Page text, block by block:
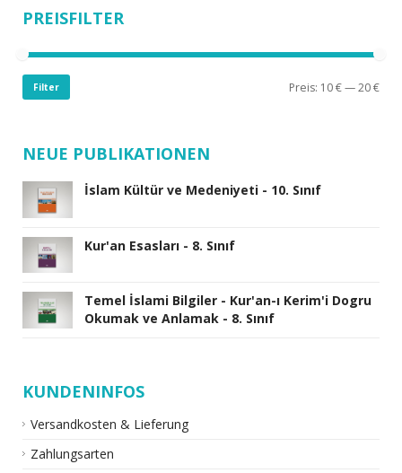
PREISFILTER
Filter Preis: 10 €—20 €
NEUE PUBLIKATIONEN
İslam Kültür ve Medeniyeti - 10. Sınıf
Kur'an Esasları - 8. Sınıf
Temel İslami Bilgiler - Kur'an-ı Kerim'i Dogru
Okumak ve Anlamak - 8. Sınıf
KUNDENINFOS
Versandkosten & Lieferung
Zahlungsarten